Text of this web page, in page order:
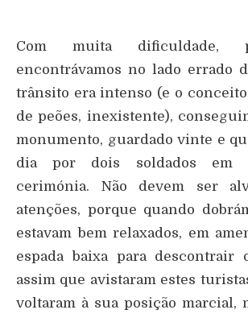
Com muita dificuldade,
encontrávamos no lado errado
trânsito era intenso (e o conceito
de peões, inexistente),
monumento, guardado vinte e
dia por dois soldados em
cerimónia. Não devem ser
atenções, porque quando
estavam bem relaxados, em
espada baixa para descontrair
assim que avistaram estes
voltaram à sua posição marcial,